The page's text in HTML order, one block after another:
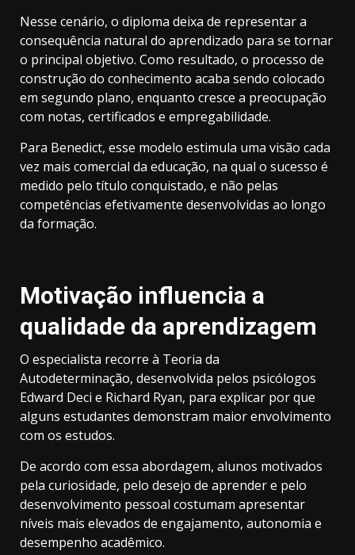
Nesse cenário, o diploma deixa de representar a
consequência natural do aprendizado para se tornar
o principal objetivo. Como resultado, o processo de
construção do conhecimento acaba sendo colocado
em segundo plano, enquanto cresce a preocupação
com notas, certificados e empregabilidade.
Para Benedict, esse modelo estimula uma visão cada
vez mais comercial da educação, na qual o sucesso é
medido pelo título conquistado, e não pelas
competências efetivamente desenvolvidas ao longo
da formação.
Motivação influencia a
qualidade da aprendizagem
O especialista recorre à Teoria da
Autodeterminação, desenvolvida pelos psicólogos
Edward Deci e Richard Ryan, para explicar por que
alguns estudantes demonstram maior envolvimento
com os estudos.
De acordo com essa abordagem, alunos motivados
pela curiosidade, pelo desejo de aprender e pelo
desenvolvimento pessoal costumam apresentar
níveis mais elevados de engajamento, autonomia e
desempenho acadêmico.